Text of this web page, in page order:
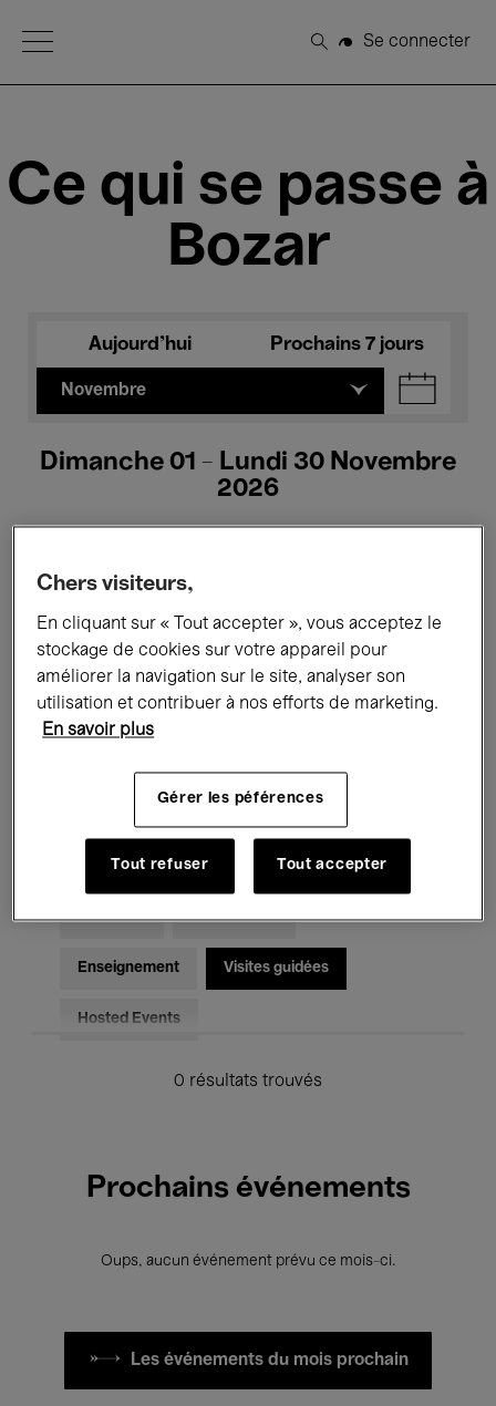
Open Menu
Rechercher
Se connecter
Ce qui se passe à
Bozar
Aujourd'hui Prochains 7 jours
Novembre
Dimanche 01 - Lundi 30 Novembre
2026
Tous les événements Concerts
Expositions Films Performances
Rencontres & Débats
Musique classique Global Music
Musique électronique
Pour tous Kids’ Palace
Enseignement Visites guidées
Hosted Events
0 résultats trouvés
Prochains événements
Oups, aucun événement prévu ce mois-ci.
Les événements du mois prochain
Chers visiteurs,
En cliquant sur « Tout accepter », vous acceptez le
stockage de cookies sur votre appareil pour
améliorer la navigation sur le site, analyser son
utilisation et contribuer à nos efforts de marketing.
En savoir plus
Gérer les péférences
Tout refuser Tout accepter